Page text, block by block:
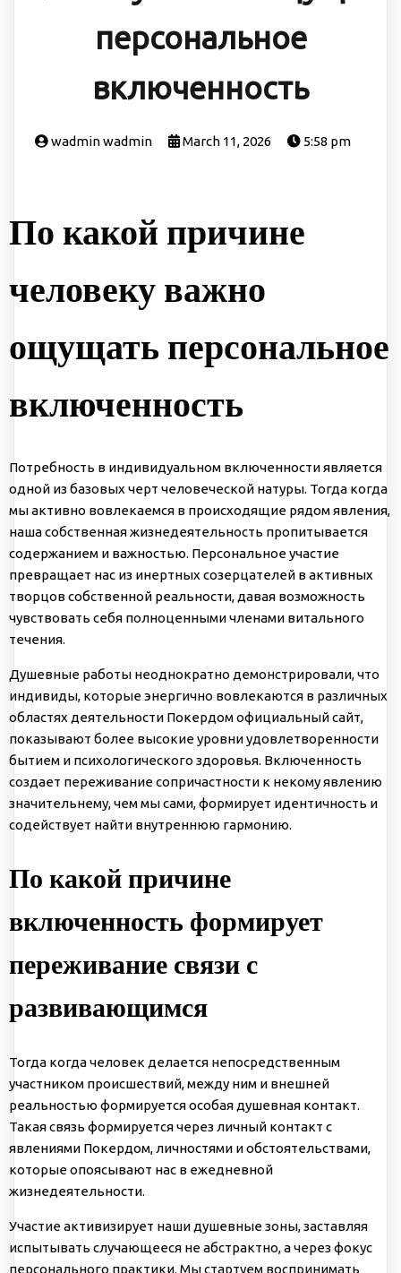
персональное
включенность
wadmin wadmin March 11, 2026 5:58 pm
По какой причине
человеку важно
ощущать персональное
включенность
Потребность в индивидуальном включенности является
одной из базовых черт человеческой натуры. Тогда когда
мы активно вовлекаемся в происходящие рядом явления,
наша собственная жизнедеятельность пропитывается
содержанием и важностью. Персональное участие
превращает нас из инертных созерцателей в активных
творцов собственной реальности, давая возможность
чувствовать себя полноценными членами витального
течения.
Душевные работы неоднократно демонстрировали, что
индивиды, которые энергично вовлекаются в различных
областях деятельности Покердом официальный сайт,
показывают более высокие уровни удовлетворенности
бытием и психологического здоровья. Включенность
создает переживание сопричастности к некому явлению
значительнему, чем мы сами, формирует идентичность и
содействует найти внутреннюю гармонию.
По какой причине
включенность формирует
переживание связи с
развивающимся
Тогда когда человек делается непосредственным
участником происшествий, между ним и внешней
реальностью формируется особая душевная контакт.
Такая связь формируется через личный контакт с
явлениями Покердом, личностями и обстоятельствами,
которые опоясывают нас в ежедневной
жизнедеятельности.
Участие активизирует наши душевные зоны, заставляя
испытывать случающееся не абстрактно, а через фокус
персонального практики. Мы стартуем воспринимать